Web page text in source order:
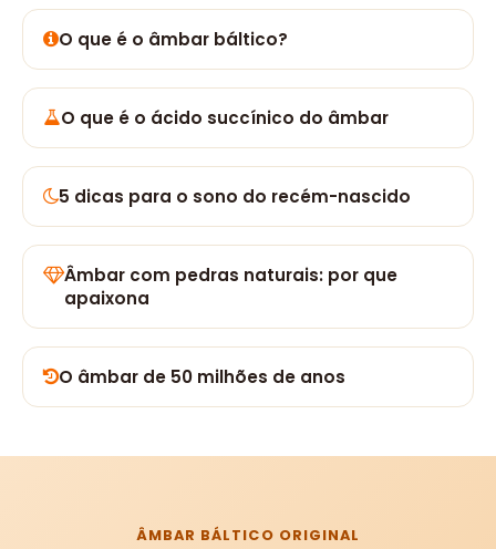
O que é o âmbar báltico?
O que é o ácido succínico do âmbar
5 dicas para o sono do recém-nascido
Âmbar com pedras naturais: por que
apaixona
O âmbar de 50 milhões de anos
ÂMBAR BÁLTICO ORIGINAL